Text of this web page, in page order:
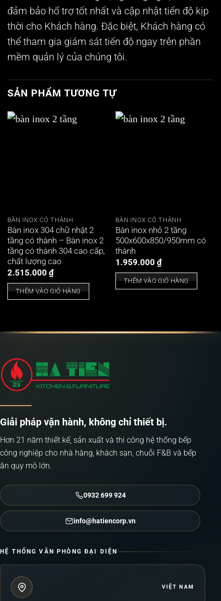
đảm bảo hổ trợ tốt nhất và cập nhật tiến độ kịp
thời cho Khách hàng. Đặc biệt, Khách hàng có
thể tham gia giám sát tiến độ ngay trên phần
mềm quản lý của chúng tôi.
SẢN PHẨM TƯƠNG TỰ
BÀN INOX CÓ THÀNH
Bàn inox 304 chữ nhật 2
tầng có thành – Bàn inox 2
tầng có thành 304 cao cấp,
chất lượng cao
2.515.000 ₫
THÊM VÀO GIỎ HÀNG
BÀN INOX CÓ THÀNH
Bàn inox nhỏ 2 tầng
500x600x850/950mm có
thành
1.959.000 ₫
THÊM VÀO GIỎ HÀNG
Giải pháp vận hành, không chỉ thiết bị.
Hơn 21 năm thiết kế, sản xuất và thi công hệ thống bếp
công nghiệp cho nhà hàng, khách sạn, chuỗi F&B và bếp
ăn quy mô lớn.
0932 699 924
info@hatiencorp.vn
HỆ THỐNG VĂN PHÒNG ĐẠI DIỆN
VIỆT NAM